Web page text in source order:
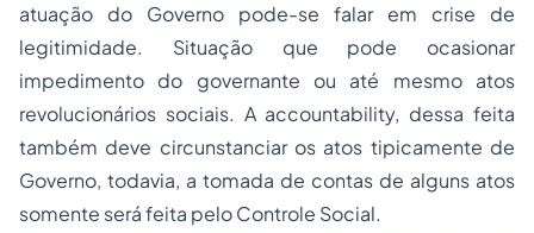
atuação do Governo pode-se falar em crise de
legitimidade. Situação que pode ocasionar
impedimento do governante ou até mesmo atos
revolucionários sociais. A accountability, dessa feita
também deve circunstanciar os atos tipicamente de
Governo, todavia, a tomada de contas de alguns atos
somente será feita pelo Controle Social.